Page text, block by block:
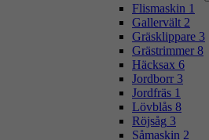
Flismaskin 1
Gallervält 2
Gräsklippare 3
Grästrimmer 8
Häcksax 6
Jordborr 3
Jordfräs 1
Lövblås 8
Röjsåg 3
Såmaskin 2